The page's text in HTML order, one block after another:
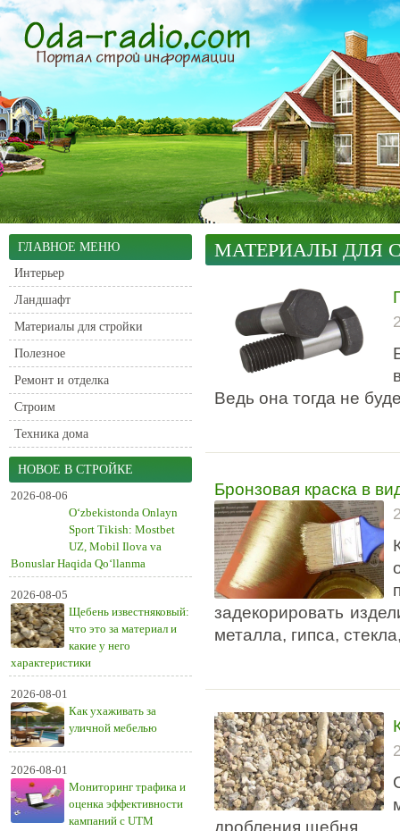
ГЛАВНОЕ МЕНЮ
Интерьер
Ландшафт
Материалы для стройки
Полезное
Ремонт и отделка
Строим
Техника дома
НОВОЕ В СТРОЙКЕ
2026-08-06
O‘zbekistonda Onlayn
Sport Tikish: Mostbet
UZ, Mobil Ilova va
Bonuslar Haqida Qo‘llanma
2026-08-05
Щебень известняковый:
что это за материал и
какие у него
характеристики
2026-08-01
Как ухаживать за
уличной мебелью
2026-08-01
Мониторинг трафика и
оценка эффективности
кампаний с UTM
МАТЕРИАЛЫ ДЛЯ
Ведь она тогда не
Бронзовая краска в
задекорировать
металла, гипса,
дробления щебня.